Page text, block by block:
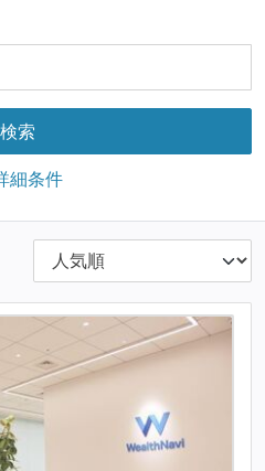
細条件